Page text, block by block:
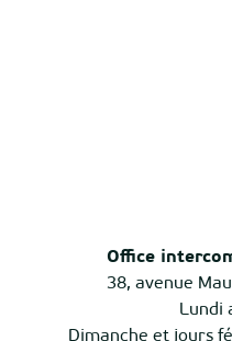
Office
38, avenue
Lundi
Dimanche et jours